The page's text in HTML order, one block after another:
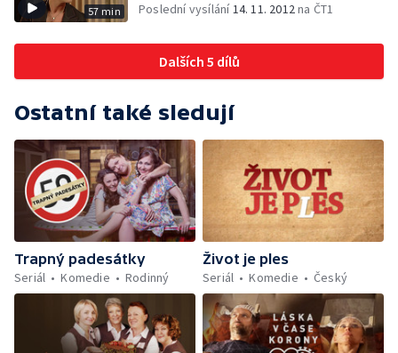
57 min
Poslední vysílání14. 11. 2012na ČT1
Dalších 5 dílů
Ostatní také sledují
Trapný padesátky
Seriál
Komedie Rodinný
Život je ples
Seriál
Komedie Český